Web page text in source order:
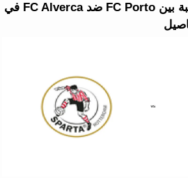
2026-08-09 القمة المرتقبة بين FC Porto ضد FC Alverca في